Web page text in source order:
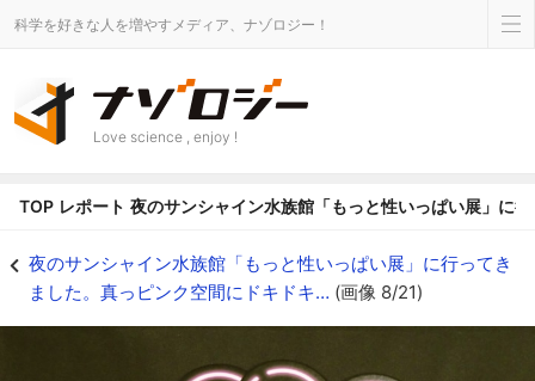
科学を好きな人を増やすメディア、ナゾロジー！
Love science , enjoy !
TOP レポート 夜のサンシャイン水族館「もっと性いっぱい展」に
夜のサンシャイン水族館「もっと性いっぱい展」に行ってき
ました。真っピンク空間にドキドキ… (画像 8/21)